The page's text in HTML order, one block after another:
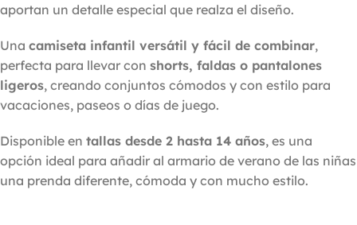
aportan un detalle especial que realza el diseño.
Una camiseta infantil versátil y fácil de combinar,
perfecta para llevar con shorts, faldas o pantalones
ligeros, creando conjuntos cómodos y con estilo para
vacaciones, paseos o días de juego.
Disponible en tallas desde 2 hasta 14 años, es una
opción ideal para añadir al armario de verano de las niñas
una prenda diferente, cómoda y con mucho estilo.